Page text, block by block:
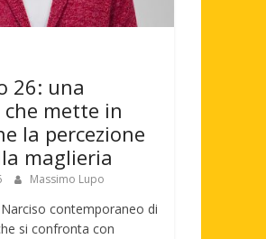
26: una
che mette in
la percezione
maglieria
Massimo Lupo
contemporaneo di
si confronta con